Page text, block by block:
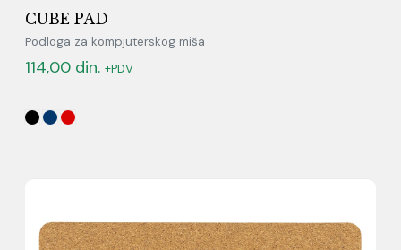
CUBE PAD
Podloga za kompjuterskog miša
114,00 din. +PDV